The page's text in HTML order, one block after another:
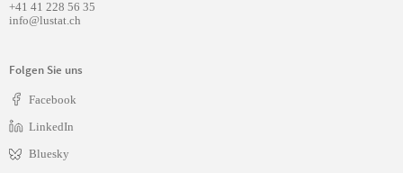
+41 41 228 56 35
info@lustat.ch
Folgen Sie uns
Facebook
LinkedIn
Bluesky